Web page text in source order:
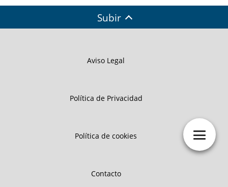
Subir
Aviso Legal
Política de Privacidad
Política de cookies
Contacto